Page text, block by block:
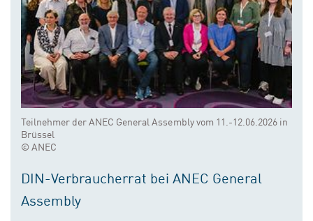
Teilnehmer der ANEC General Assembly vom 11.-12.06.2026 in
Brüssel
© ANEC
DIN-Verbraucherrat bei ANEC General
Assembly